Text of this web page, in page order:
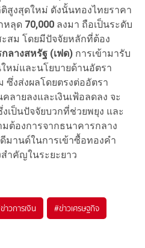
สูงสุดใหม่ ดังนั้นทองไทยราคา
หลุด 70,000 ลงมา ถือเป็นระดับ
สม โดยมีปัจจัยหลักที่ต้อง
ลางสหรัฐ (เฟด) การเข้ามารับ
หม่และนโยบายด้านอัตรา
ซึ่งส่งผลโดยตรงต่ออัตรา
ลายลงและเงินเฟ้อลดลง จะ
เป็นปัจจัยบวกที่ช่วยพยุง และ
ต้องการจากธนาคารกลาง
มานด์ในการเข้าซื้อทองคำ
สำคัญในระยะยาว
ข่าวการเงิน #ข่าวเศรษฐกิจ